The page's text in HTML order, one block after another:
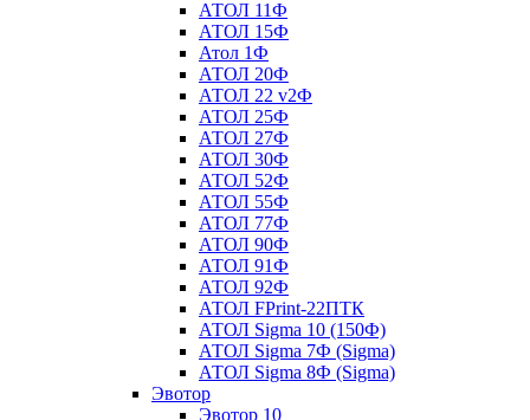
АТОЛ 11Ф
АТОЛ 15Ф
Атол 1Ф
АТОЛ 20Ф
АТОЛ 22 v2Ф
АТОЛ 25Ф
АТОЛ 27Ф
АТОЛ 30Ф
АТОЛ 52Ф
АТОЛ 55Ф
АТОЛ 77Ф
АТОЛ 90Ф
АТОЛ 91Ф
АТОЛ 92Ф
АТОЛ FPrint-22ПТК
АТОЛ Sigma 10 (150Ф)
АТОЛ Sigma 7Ф (Sigma)
АТОЛ Sigma 8Ф (Sigma)
Эвотор
Эвотор 10